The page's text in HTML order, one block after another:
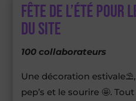
Fête de l’été
du site
100 collaborateurs
Une décoration
pep’s et le sourire 🤩.